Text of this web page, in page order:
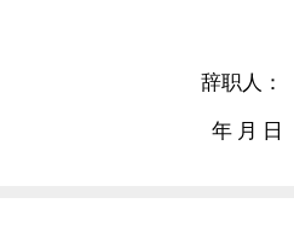
辞职人：
年 月 日